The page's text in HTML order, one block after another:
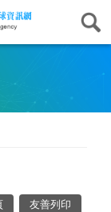
友善列印